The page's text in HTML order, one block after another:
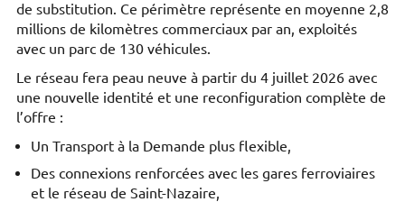
de substitution. Ce périmètre représente en moyenne 2,8
millions de kilomètres commerciaux par an, exploités
avec un parc de 130 véhicules.
Le réseau fera peau neuve à partir du 4 juillet 2026 avec
une nouvelle identité et une reconfiguration complète de
l’offre :
Un Transport à la Demande plus flexible,
Des connexions renforcées avec les gares ferroviaires
et le réseau de Saint-Nazaire,